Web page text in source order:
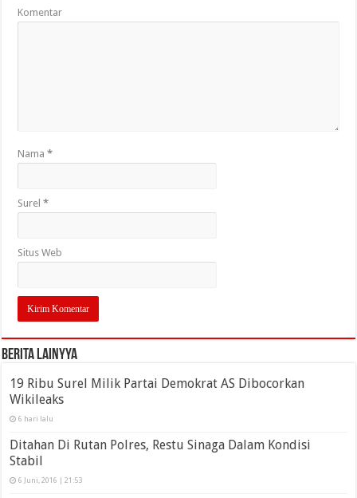
Komentar
Nama*
Surel*
Situs Web
Berita Lainyya
19 Ribu Surel Milik Partai Demokrat AS Dibocorkan
Wikileaks
6 hari lalu
Ditahan Di Rutan Polres, Restu Sinaga Dalam Kondisi
Stabil
6 Juni, 2016 | 21:53